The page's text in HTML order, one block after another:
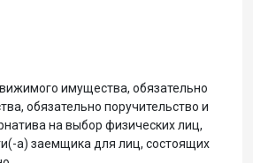
имущества, обязательно
обязательно поручительство и
на выбор физических лиц,
а) заемщика для лиц, состоящих